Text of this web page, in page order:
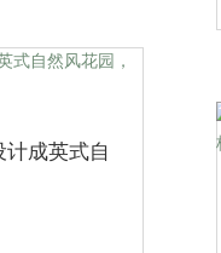
成英式自